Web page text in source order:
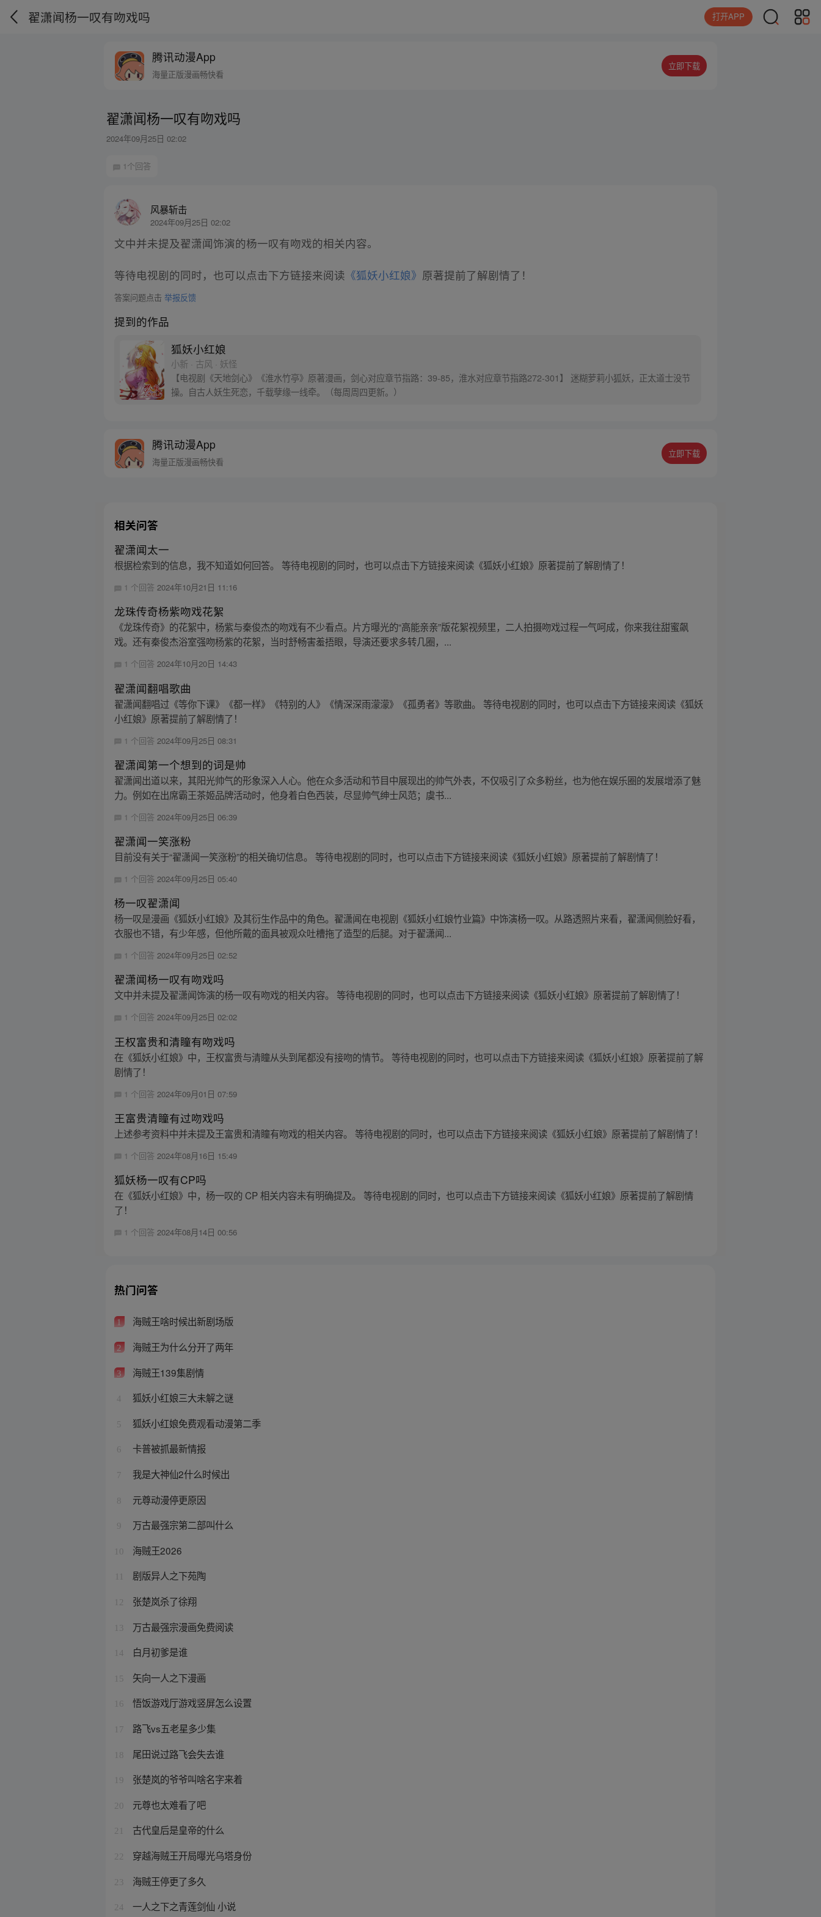
翟潇闻杨一叹有吻戏吗 打开APP
腾讯动漫App
海量正版漫画畅快看
立即下载
翟潇闻杨一叹有吻戏吗
2024年09月25日 02:02
1个回答
风暴斩击
2024年09月25日 02:02
文中并未提及翟潇闻饰演的杨一叹有吻戏的相关内容。
等待电视剧的同时，也可以点击下方链接来阅读 《狐妖小红娘》 原著提前了解剧情了！
答案问题点击举报反馈
提到的作品
狐妖小红娘
小新 · 古风 · 妖怪
【电视剧《天地剑心》《淮水竹亭》原著漫画，剑心对应章节指路：39-85，淮水对应章节指路272-301】 迷糊萝莉小狐妖，正太道士没节
操。自古人妖生死恋，千载孽缘一线牵。（每周周四更新。）
腾讯动漫App
海量正版漫画畅快看
立即下载
相关问答
翟潇闻太一
根据检索到的信息，我不知道如何回答。 等待电视剧的同时，也可以点击下方链接来阅读《狐妖小红娘》原著提前了解剧情了！
1 个回答2024年10月21日 11:16
龙珠传奇杨紫吻戏花絮
《龙珠传奇》的花絮中，杨紫与秦俊杰的吻戏有不少看点。片方曝光的“高能亲亲”版花絮视频里，二人拍摄吻戏过程一气呵成，你来我往甜蜜飙
戏。还有秦俊杰浴室强吻杨紫的花絮，当时舒畅害羞捂眼，导演还要求多转几圈，...
1 个回答2024年10月20日 14:43
翟潇闻翻唱歌曲
翟潇闻翻唱过《等你下课》《都一样》《特别的人》《情深深雨濛濛》《孤勇者》等歌曲。 等待电视剧的同时，也可以点击下方链接来阅读《狐妖
小红娘》原著提前了解剧情了！
1 个回答 2024年09月25日 08:31
翟潇闻第一个想到的词是帅
翟潇闻出道以来，其阳光帅气的形象深入人心。他在众多活动和节目中展现出的帅气外表，不仅吸引了众多粉丝，也为他在娱乐圈的发展增添了魅
力。例如在出席霸王茶姬品牌活动时，他身着白色西装，尽显帅气绅士风范；虞书...
1 个回答 2024年09月25日 06:39
翟潇闻一笑涨粉
目前没有关于“翟潇闻一笑涨粉”的相关确切信息。 等待电视剧的同时，也可以点击下方链接来阅读《狐妖小红娘》原著提前了解剧情了！
1 个回答2024年09月25日 05:40
杨一叹翟潇闻
杨一叹是漫画《狐妖小红娘》及其衍生作品中的角色。翟潇闻在电视剧《狐妖小红娘竹业篇》中饰演杨一叹。从路透照片来看，翟潇闻侧脸好看，
衣服也不错，有少年感，但他所戴的面具被观众吐槽拖了造型的后腿。对于翟潇闻...
1 个回答2024年09月25日 02:52
翟潇闻杨一叹有吻戏吗
文中并未提及翟潇闻饰演的杨一叹有吻戏的相关内容。 等待电视剧的同时，也可以点击下方链接来阅读《狐妖小红娘》原著提前了解剧情了！
1 个回答2024年09月25日 02:02
王权富贵和清瞳有吻戏吗
在《狐妖小红娘》中，王权富贵与清瞳从头到尾都没有接吻的情节。 等待电视剧的同时，也可以点击下方链接来阅读《狐妖小红娘》原著提前了解
剧情了！
1 个回答 2024年09月01日 07:59
王富贵清瞳有过吻戏吗
上述参考资料中并未提及王富贵和清瞳有吻戏的相关内容。 等待电视剧的同时，也可以点击下方链接来阅读《狐妖小红娘》原著提前了解剧情了！
1 个回答 2024年08月16日 15:49
狐妖杨一叹有CP吗
在《狐妖小红娘》中，杨一叹的 CP 相关内容未有明确提及。 等待电视剧的同时，也可以点击下方链接来阅读《狐妖小红娘》原著提前了解剧情
了！
1 个回答2024年08月14日 00:56
热门问答
1 海贼王啥时候出新剧场版
2 海贼王为什么分开了两年
3 海贼王139集剧情
4 狐妖小红娘三大未解之谜
5 狐妖小红娘免费观看动漫第二季
6 卡普被抓最新情报
7 我是大神仙2什么时候出
8 元尊动漫停更原因
9 万古最强宗第二部叫什么
10 海贼王2026
剧版异人之下苑陶
12 张楚岚杀了徐翔
13 万古最强宗漫画免费阅读
14 白月初爹是谁
15 矢向一人之下漫画
16 悟饭游戏厅游戏竖屏怎么设置
17 路飞vs五老星多少集
18 尾田说过路飞会失去谁
19 张楚岚的爷爷叫啥名字来着
20 元尊也太难看了吧
21 古代皇后是皇帝的什么
22 穿越海贼王开局曝光乌塔身份
23 海贼王停更了多久
24 一人之下之青莲剑仙 小说